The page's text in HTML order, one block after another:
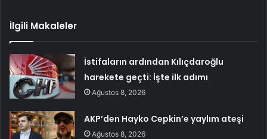
İlgili Makaleler
İstifaların ardından Kılıçdaroğlu
harekete geçti: İşte ilk adımı
Ağustos 8, 2026
AKP’den Hayko Cepkin’e yaylım ateşi
Ağustos 8, 2026